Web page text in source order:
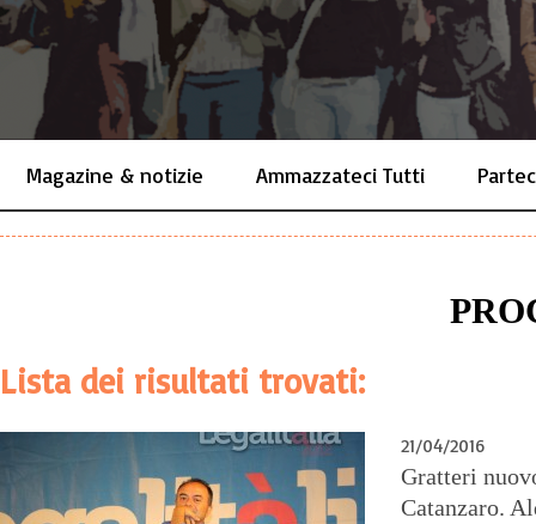
Magazine & notizie Ammazzateci Tutti
Lista dei risultati trovati:
21/04/2016
Gratteri
Catanzaro.